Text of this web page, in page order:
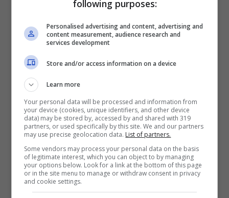
Il Milan Futuro è al terzultimo posto in
e rischia la
retrocessione in Serie
D.La seconda squadra del Milan aveva un
progetto vincente a inizio stagione, si
pensava potesse fare molto bene con in
panchina l’ex difensore, e invece la
situazione è cambiata e solo in negativo.
L’esonero di Bonera era una scelta
inevitabile ma ora ilMilanFuturorischia di
restare senza l’allenatore, almeno
nell’immediato. La prima scelta era Alberto
following purposes:
Personalised advertising and content, advertising and
content measurement, audience research and
services development
Store and/or access information on a device
Learn more
Your personal data will be processed and information from
your device (cookies, unique identifiers, and other device
data) may be stored by, accessed by and shared with 319
partners, or used specifically by this site. We and our partners
may use precise geolocation data. List of partners.
Some vendors may process your personal data on the basis
of legitimate interest, which you can object to by managing
your options below. Look for a link at the bottom of this page
or in the site menu to manage or withdraw consent in privacy
and cookie settings.